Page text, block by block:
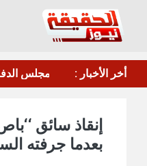
أخر الأخبار :
إنقاذ سائق
بعدما جرفته